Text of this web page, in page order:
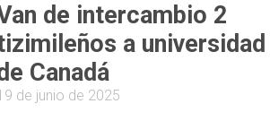
de intercambio 2
a universidad
Canadá
de junio de 2025